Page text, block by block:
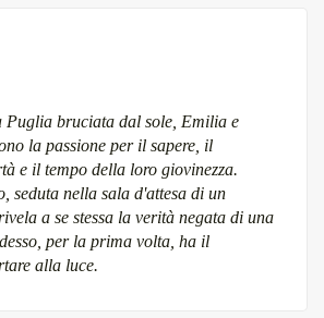
Puglia bruciata dal sole, Emilia e
la passione per il sapere, il
e il tempo della loro giovinezza.
seduta nella sala d'attesa di un
a se stessa la verità negata di una
per la prima volta, ha il
alla luce.